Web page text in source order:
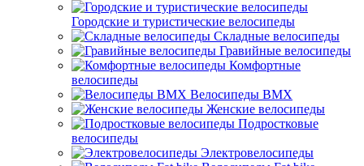
Городские и туристические велосипеды
Складные велосипеды
Гравийные велосипеды
Комфортные
велосипеды
Велосипеды BMX
Женские велосипеды
Подростковые
велосипеды
Электровелосипеды